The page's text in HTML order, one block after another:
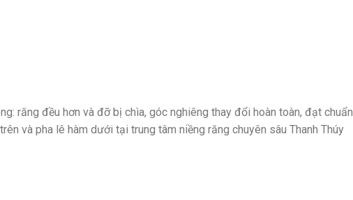
răng đều hơn và đỡ bị chìa, góc nghiêng thay đổi hoàn toàn, đạt chuẩn
và pha lê hàm dưới tại trung tâm niềng răng chuyên sâu Thanh Thúy